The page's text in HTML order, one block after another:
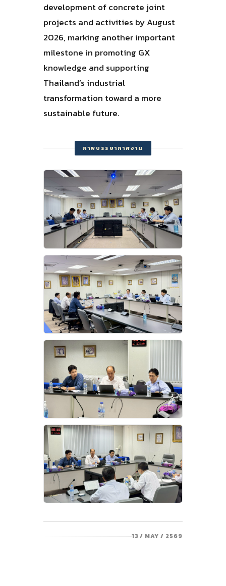
development of concrete joint
projects and activities by August
2026, marking another important
milestone in promoting GX
knowledge and supporting
Thailand’s industrial
transformation toward a more
sustainable future.
ภาพบรรยากาศงาน
13 / MAY / 2569